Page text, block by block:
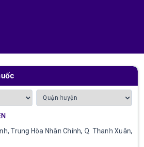
Trung Hòa Nhân Chính, Q. Thanh Xuân,